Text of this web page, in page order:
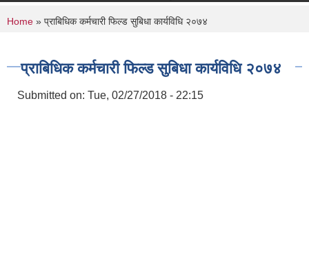
You are here
Home » प्राबिधिक कर्मचारी फिल्ड सुबिधा कार्यविधि २०७४
प्राबिधिक कर्मचारी फिल्ड सुबिधा कार्यविधि २०७४
Submitted on: Tue, 02/27/2018 - 22:15